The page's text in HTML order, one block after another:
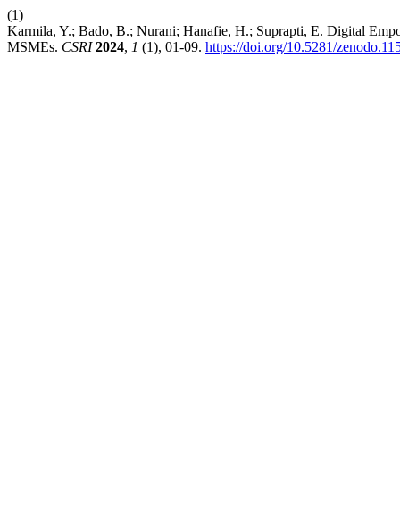
(1)
Karmila, Y.; Bado, B.; Nurani; Hanafie, H.; Suprapti, E. Digital
MSMEs. CSRI 2024, 1 (1), 01-09. https://doi.org/10.5281/